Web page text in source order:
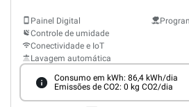
Painel Digital
Controle de umidade
Conectividade e IoT
Lavagem automática
Consumo em kWh: 86,4 kWh/dia
Emissões de CO2: 0 kg CO2/dia